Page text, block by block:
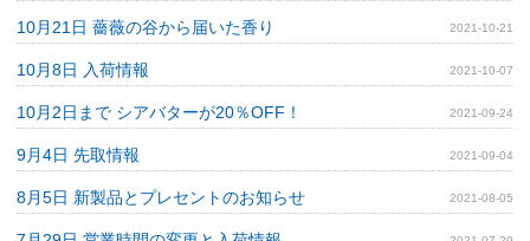
10月21日 薔薇の谷から届いた香り 2021-10-21
10月8日 入荷情報 2021-10-07
10月2日まで シアバターが20％OFF！ 2021-09-24
9月4日 先取情報 2021-09-04
8月5日 新製品とプレセントのお知らせ 2021-08-05